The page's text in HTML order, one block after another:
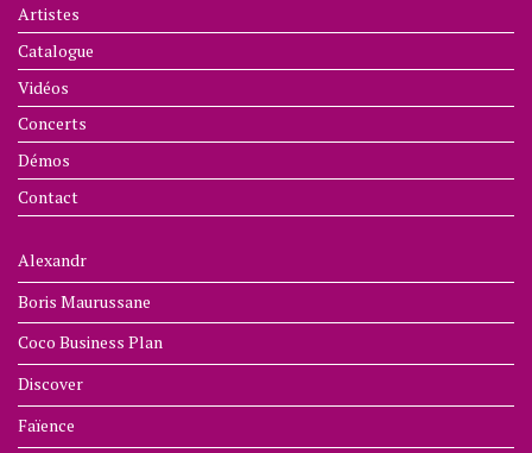
Artistes
Catalogue
Vidéos
Concerts
Démos
Contact
Alexandr
Boris Maurussane
Coco Business Plan
Discover
Faïence